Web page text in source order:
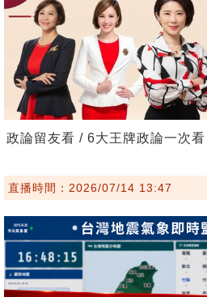
政論留友看 / 6大王牌政論一次
直播時間：2026/07/14 13:47